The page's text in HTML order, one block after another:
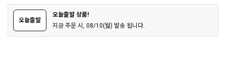
오늘출발
오늘출발 상품!
지금 주문 시, 08/10(월) 발송 됩니다.